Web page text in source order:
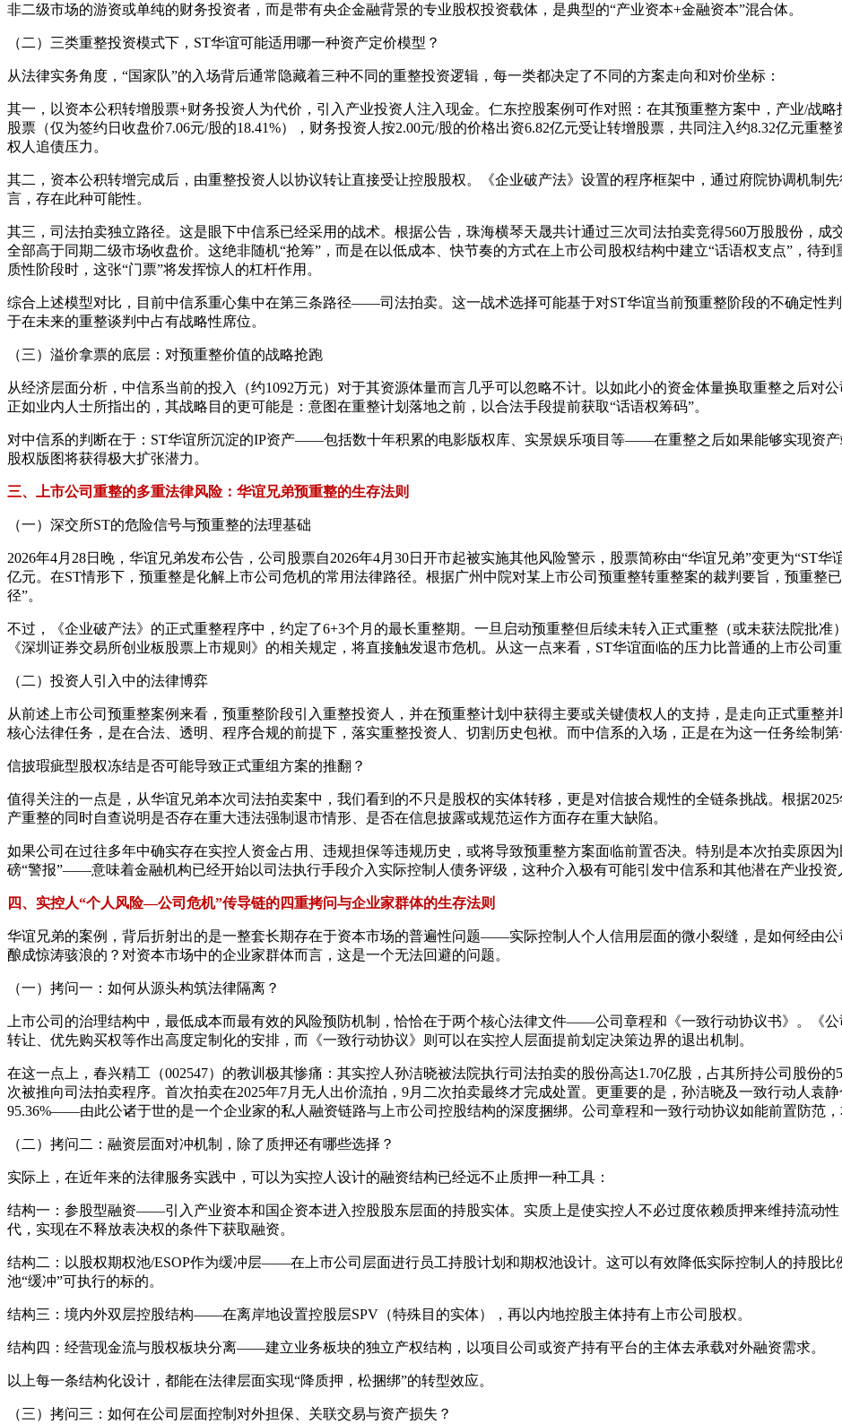
非二级市场的游资或单纯的财务投资者，而是带有央企金融背景的专业股权投资载体，是典型的“产业资本+金融资本”混合体。
（二）三类重整投资模式下，ST华谊可能适用哪一种资产定价模型？
从法律实务角度，“国家队”的入场背后通常隐藏着三种不同的重整投资逻辑，每一类都决定了不同的方案走向和对价坐标：
其一，以资本公积转增股票+财务投资人为代价，引入产业投资人注入现金。仁东控股案例可作对照：在其预重整方案中，产业/战
股票（仅为签约日收盘价7.06元/股的18.41%），财务投资人按2.00元/股的价格出资6.82亿元受让转增股票，共同注入约8.32亿元重
权人追债压力。
其二，资本公积转增完成后，由重整投资人以协议转让直接受让控股股权。《企业破产法》设置的程序框架中，通过府院协调机
言，存在此种可能性。
其三，司法拍卖独立路径。这是眼下中信系已经采用的战术。根据公告，珠海横琴天晟共计通过三次司法拍卖竞得560万股股份，成
全部高于同期二级市场收盘价。这绝非随机“抢筹”，而是在以低成本、快节奏的方式在上市公司股权结构中建立“话语权支点”，待
质性阶段时，这张“门票”将发挥惊人的杠杆作用。
综合上述模型对比，目前中信系重心集中在第三条路径——司法拍卖。这一战术选择可能基于对ST华谊当前预重整阶段的不确定性
于在未来的重整谈判中占有战略性席位。
（三）溢价拿票的底层：对预重整价值的战略抢跑
从经济层面分析，中信系当前的投入（约1092万元）对于其资源体量而言几乎可以忽略不计。以如此小的资金体量换取重整之后对
正如业内人士所指出的，其战略目的更可能是：意图在重整计划落地之前，以合法手段提前获取“话语权筹码”。
对中信系的判断在于：ST华谊所沉淀的IP资产——包括数十年积累的电影版权库、实景娱乐项目等——在重整之后如果能够实现资
股权版图将获得极大扩张潜力。
三、上市公司重整的多重法律风险：华谊兄弟预重整的生存法则
（一）深交所ST的危险信号与预重整的法理基础
2026年4月28日晚，华谊兄弟发布公告，公司股票自2026年4月30日开市起被实施其他风险警示，股票简称由“华谊兄弟”变更为“ST
亿元。在ST情形下，预重整是化解上市公司危机的常用法律路径。根据广州中院对某上市公司预重整转重整案的裁判要旨，预重整
径”。
不过，《企业破产法》的正式重整程序中，约定了6+3个月的最长重整期。一旦启动预重整但后续未转入正式重整（或未获法院批
《深圳证券交易所创业板股票上市规则》的相关规定，将直接触发退市危机。从这一点来看，ST华谊面临的压力比普通的上市公司重
（二）投资人引入中的法律博弈
从前述上市公司预重整案例来看，预重整阶段引入重整投资人，并在预重整计划中获得主要或关键债权人的支持，是走向正式重整
核心法律任务，是在合法、透明、程序合规的前提下，落实重整投资人、切割历史包袱。而中信系的入场，正是在为这一任务绘制第
信披瑕疵型股权冻结是否可能导致正式重组方案的推翻？
值得关注的一点是，从华谊兄弟本次司法拍卖案中，我们看到的不只是股权的实体转移，更是对信披合规性的全链条挑战。根据
产重整的同时自查说明是否存在重大违法强制退市情形、是否在信息披露或规范运作方面存在重大缺陷。
如果公司在过往多年中确实存在实控人资金占用、违规担保等违规历史，或将导致预重整方案面临前置否决。特别是本次拍卖原因
磅“警报”——意味着金融机构已经开始以司法执行手段介入实际控制人债务评级，这种介入极有可能引发中信系和其他潜在产业投资
四、实控人“个人风险—公司危机”传导链的四重拷问与企业家群体的生存法则
华谊兄弟的案例，背后折射出的是一整套长期存在于资本市场的普遍性问题——实际控制人个人信用层面的微小裂缝，是如何经由
酿成惊涛骇浪的？对资本市场中的企业家群体而言，这是一个无法回避的问题。
（一）拷问一：如何从源头构筑法律隔离？
上市公司的治理结构中，最低成本而最有效的风险预防机制，恰恰在于两个核心法律文件——公司章程和《一致行动协议书》。《
转让、优先购买权等作出高度定制化的安排，而《一致行动协议》则可以在实控人层面提前划定决策边界的退出机制。
在这一点上，春兴精工（002547）的教训极其惨痛：其实控人孙洁晓被法院执行司法拍卖的股份高达1.70亿股，占其所持公司股份
次被推向司法拍卖程序。首次拍卖在2025年7月无人出价流拍，9月二次拍卖最终才完成处置。更重要的是，孙洁晓及一致行动人袁
95.36%——由此公诸于世的是一个企业家的私人融资链路与上市公司控股结构的深度捆绑。公司章程和一致行动协议如能前置防范，
（二）拷问二：融资层面对冲机制，除了质押还有哪些选择？
实际上，在近年来的法律服务实践中，可以为实控人设计的融资结构已经远不止质押一种工具：
结构一：参股型融资——引入产业资本和国企资本进入控股股东层面的持股实体。实质上是使实控人不必过度依赖质押来维持流动
代，实现在不释放表决权的条件下获取融资。
结构二：以股权期权池/ESOP作为缓冲层——在上市公司层面进行员工持股计划和期权池设计。这可以有效降低实际控制人的持股
池“缓冲”可执行的标的。
结构三：境内外双层控股结构——在离岸地设置控股层SPV（特殊目的实体），再以内地控股主体持有上市公司股权。
结构四：经营现金流与股权板块分离——建立业务板块的独立产权结构，以项目公司或资产持有平台的主体去承载对外融资需求。
以上每一条结构化设计，都能在法律层面实现“降质押，松捆绑”的转型效应。
（三）拷问三：如何在公司层面控制对外担保、关联交易与资产损失？